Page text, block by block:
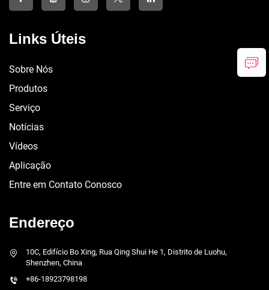
Links Úteis
Sobre Nós
Produtos
Serviço
Notícias
Vídeos
Aplicação
Entre em Contato Conosco
Endereço
10C, Edifício Bo Xing, Rua Qing Shui He 1, Distrito de Luohu,
Shenzhen, China
+86-18923798198